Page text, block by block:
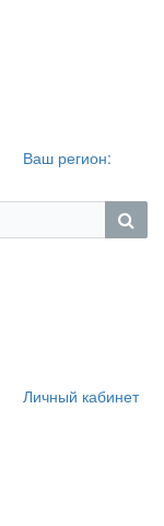
Ваш регион:
Личный кабинет